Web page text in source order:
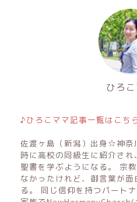
ひろ
♪ひろこママ記事一覧はこち
佐渡ヶ島（新潟）出身☆神
時に高校の同級生に紹介さ
聖書を学ぶようになる。 宗
なかったけれど、御言葉が
る。 同じ信仰を持つパート